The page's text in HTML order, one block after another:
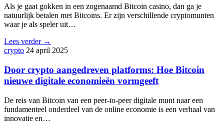
Als je gaat gokken in een zogenaamd Bitcoin casino, dan ga je
natuurlijk betalen met Bitcoins. Er zijn verschillende cryptomunten
waar je als speler uit…
Lees verder →
crypto 24 april 2025
Door crypto aangedreven platforms: Hoe Bitcoin
nieuwe digitale economieën vormgeeft
De reis van Bitcoin van een peer-to-peer digitale munt naar een
fundamenteel onderdeel van de online economie is een verhaal van
innovatie en…